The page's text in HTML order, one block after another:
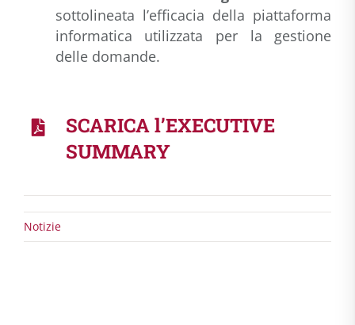
sottolineata l’efficacia della piattaforma
informatica utilizzata per la gestione
delle domande.
SCARICA l’EXECUTIVE
SUMMARY
Notizie